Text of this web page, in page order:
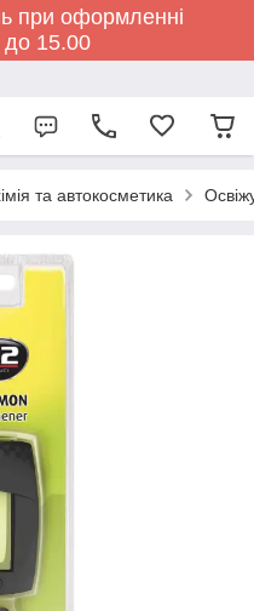
при оформленні
15.00
та автокосметика